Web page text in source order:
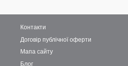
Контакти
Договір публічної оферти
Мапа сайту
Блог